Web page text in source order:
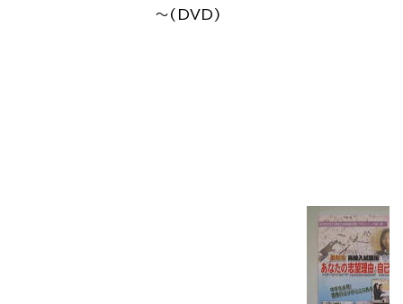
～(DVD)